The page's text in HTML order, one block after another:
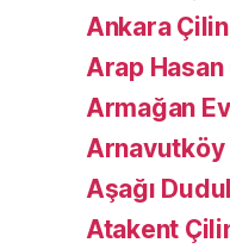
Ankara
Arap
Armağan
Aşağı
Atakent